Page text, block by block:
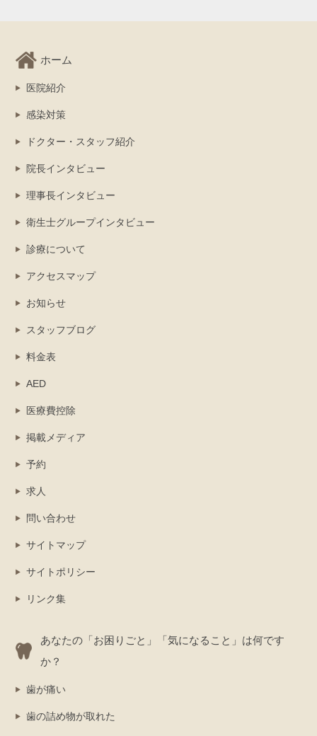
ホーム
医院紹介
感染対策
ドクター・スタッフ紹介
院長インタビュー
理事長インタビュー
衛生士グループインタビュー
診療について
アクセスマップ
お知らせ
スタッフブログ
料金表
AED
医療費控除
掲載メディア
予約
求人
問い合わせ
サイトマップ
サイトポリシー
リンク集
あなたの「お困りごと」「気になること」は何です
か？
歯が痛い
歯の詰め物が取れた